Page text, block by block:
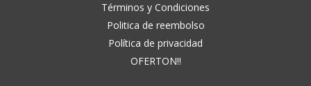
Términos y Condiciones
Politica de reembolso
Política de privacidad
OFERTON!!